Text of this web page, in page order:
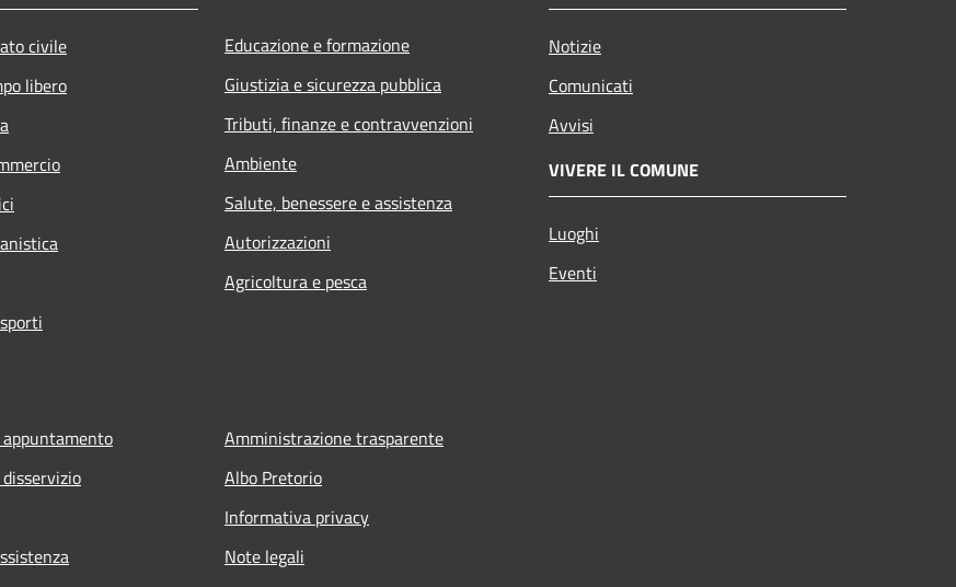
civile
libero
Educazione e formazione
Giustizia e sicurezza pubblica
Tributi, finanze e contravvenzioni
Ambiente
Salute, benessere e assistenza
Autorizzazioni
Agricoltura e pesca
Notizie
Comunicati
Avvisi
VIVERE IL COMUNE
Luoghi
Eventi
Amministrazione trasparente
Albo Pretorio
Informativa privacy
Note legali